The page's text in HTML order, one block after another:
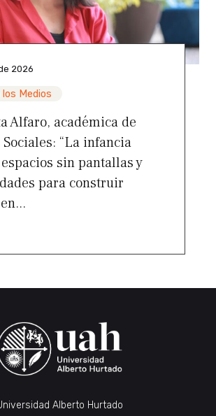
2026
los Medios
Alfaro, académica de
“La infancia
sin pantallas y
para construir
Alberto Hurtado